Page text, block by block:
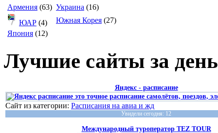
Армения (63) Украина (16)
ЮАР (4) Южная Корея (27)
Япония (12)
Лучшие сайты за день
Яндекс - расписание
Сайт из категории: Расписания на авиа и жд
Увидели сегодня: 12
Международный туроператор TEZ TOUR